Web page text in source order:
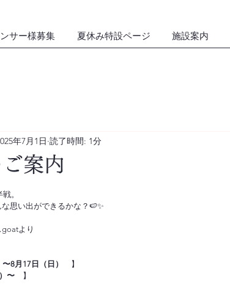
サー様募集 夏休み特設ページ 施設案内
案内
年7月1日 読了時間: 1分
。
思い出ができるかな？🍉✨
より
8月17日（日）
】
〜 】